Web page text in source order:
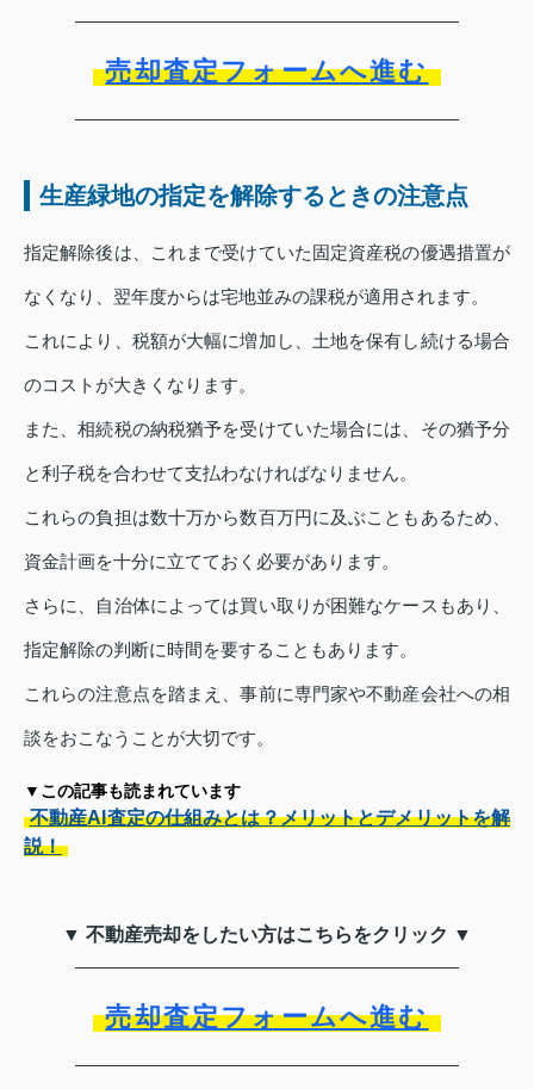
売却査定フォームへ進む
生産緑地の指定を解除するときの注意点
指定解除後は、これまで受けていた固定資産税の優遇措置が
なくなり、翌年度からは宅地並みの課税が適用されます。
これにより、税額が大幅に増加し、土地を保有し続ける場合
のコストが大きくなります。
また、相続税の納税猶予を受けていた場合には、その猶予分
と利子税を合わせて支払わなければなりません。
これらの負担は数十万から数百万円に及ぶこともあるため、
資金計画を十分に立てておく必要があります。
さらに、自治体によっては買い取りが困難なケースもあり、
指定解除の判断に時間を要することもあります。
これらの注意点を踏まえ、事前に専門家や不動産会社への相
談をおこなうことが大切です。
▼この記事も読まれています
不動産AI査定の仕組みとは？メリットとデメリットを解
説！
▼ 不動産売却をしたい方はこちらをクリック ▼
売却査定フォームへ進む